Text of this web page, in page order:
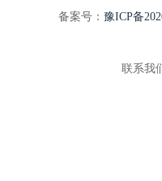
备案号： 豫ICP备
联系我